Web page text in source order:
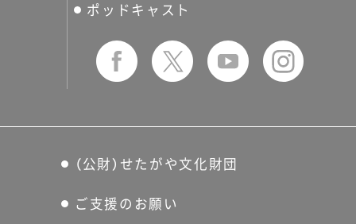
ポッドキャスト
（公財）せたがや文化財団
ご支援のお願い